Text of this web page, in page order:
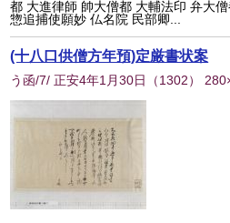
都 大進律師 帥大僧都 大輔法印 弁大
惣追捕使願妙 仏名院 民部卿...
(十八口供僧方年預)定厳書状案
う函/7/ 正安4年1月30日 （1302）